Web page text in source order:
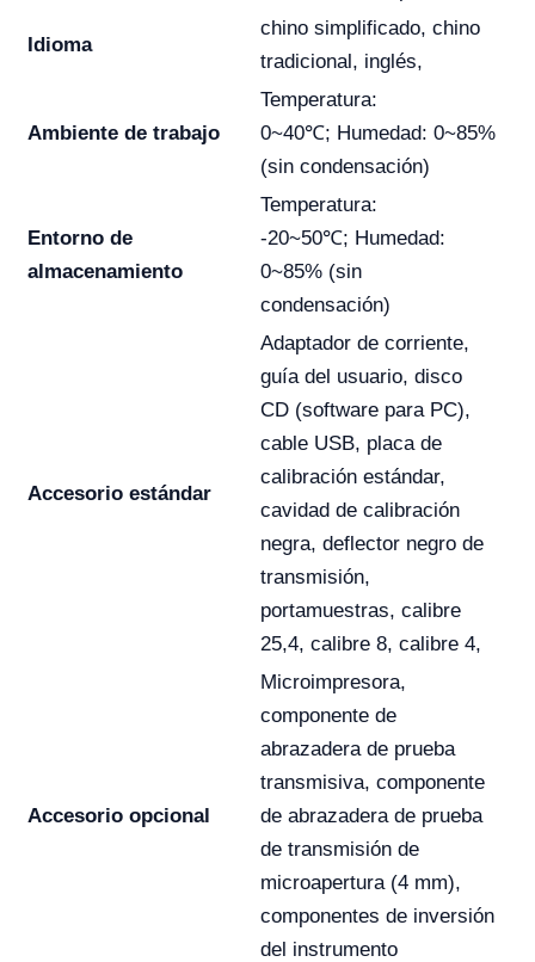
Idioma
chino simplificado, chino
tradicional, inglés,
Ambiente de trabajo
Temperatura:
0~40℃; Humedad: 0~85%
(sin condensación)
Entorno de
almacenamiento
Temperatura:
-20~50℃; Humedad:
0~85% (sin
condensación)
Accesorio estándar
Adaptador de corriente,
guía del usuario, disco
CD (software para PC),
cable USB, placa de
calibración estándar,
cavidad de calibración
negra, deflector negro de
transmisión,
portamuestras, calibre
25,4, calibre 8, calibre 4,
Accesorio opcional
Microimpresora,
componente de
abrazadera de prueba
transmisiva, componente
de abrazadera de prueba
de transmisión de
microapertura (4 mm),
componentes de inversión
del instrumento